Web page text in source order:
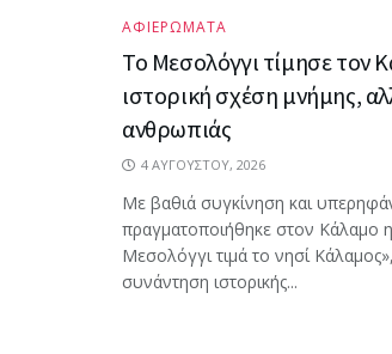
ΑΦΙΕΡΩΜΑΤΑ
Το Μεσολόγγι τίμησε τον
ιστορική σχέση μνήμης,
ανθρωπιάς
4 ΑΥΓΟΎΣΤΟΥ, 2026
Με βαθιά συγκίνηση και
πραγματοποιήθηκε στον Κάλαμο
Μεσολόγγι τιμά το νησί
συνάντηση ιστορικής...